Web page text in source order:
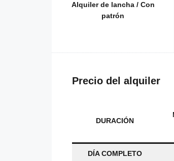
Alquiler de lancha / Con
patrón
Precio del alquiler
DURACIÓN
DÍA COMPLETO